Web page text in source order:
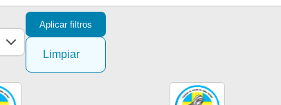
Aplicar filtros
Limpiar